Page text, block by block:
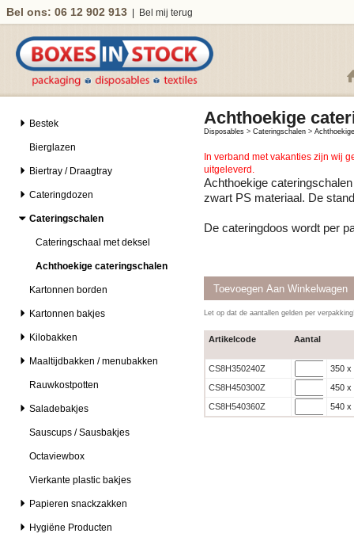
Bel ons: 06 12 902 913 Bel mij terug
Bestek
Bierglazen
Biertray / Draagtray
Cateringdozen
Cateringschalen
Cateringschaal met deksel
Achthoekige cateringschalen
Kartonnen borden
Kartonnen bakjes
Kilobakken
Maaltijdbakken / menubakken
Rauwkostpotten
Saladebakjes
Sauscups / Sausbakjes
Octaviewbox
Vierkante plastic bakjes
Papieren snackzakken
Hygiëne Producten
Achthoekige
Disposables > Cateringschalen >
In verband met vakanties zijn wij
uitgeleverd.
Achthoekige
zwart PS materiaal. De
De cateringdoos wordt per
Let op dat de aantallen gelden per
Artikelcode Aantal
CS8H350240Z
350 x
CS8H450300Z
450 x
CS8H540360Z
540 x